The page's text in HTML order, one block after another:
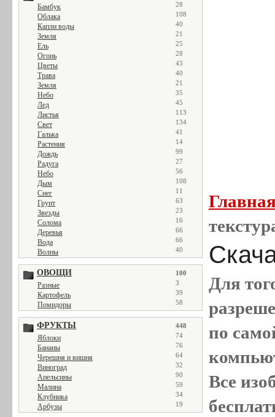
Бамбук 28
Облака 108
Капли воды 40
Земля 21
Ель 25
Огонь 28
Цветы 43
Трава 40
Земля 21
Небо 35
Лед 45
Листья 113
Свет 134
Галька 41
Растения 14
Дождь 99
Радуга 27
Небо 56
Дым 108
Снег 11
Грунт 63
Звезды 23
Солома 16
Деревья 66
Вода 66
Волны 40
ОВОЩИ 100
Разные 3
Картофель 39
Помидоры 58
ФРУКТЫ 448
Яблоки 74
Бананы 76
Черешня и вишня 64
Виноград 32
Апельсины 90
Малина 59
Клубника 34
Арбузы 19
Для
по
Все